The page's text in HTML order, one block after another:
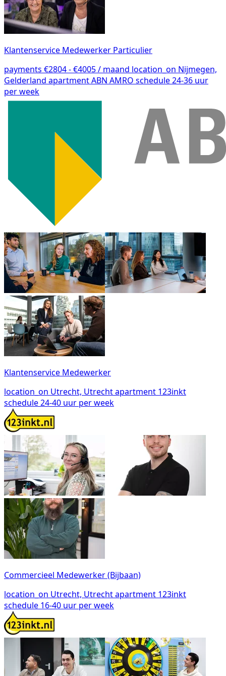
Klantenservice Medewerker Particulier
payments €2804 - €4005 / maand location_on Nijmegen,
Gelderland apartmentABN AMRO schedule24-36 uur
per week
Klantenservice Medewerker
location_on Utrecht, Utrechtapartment 123inkt
schedule24-40 uur per week
Commercieel Medewerker (Bijbaan)
location_on Utrecht, Utrechtapartment 123inkt
schedule 16-40 uur per week